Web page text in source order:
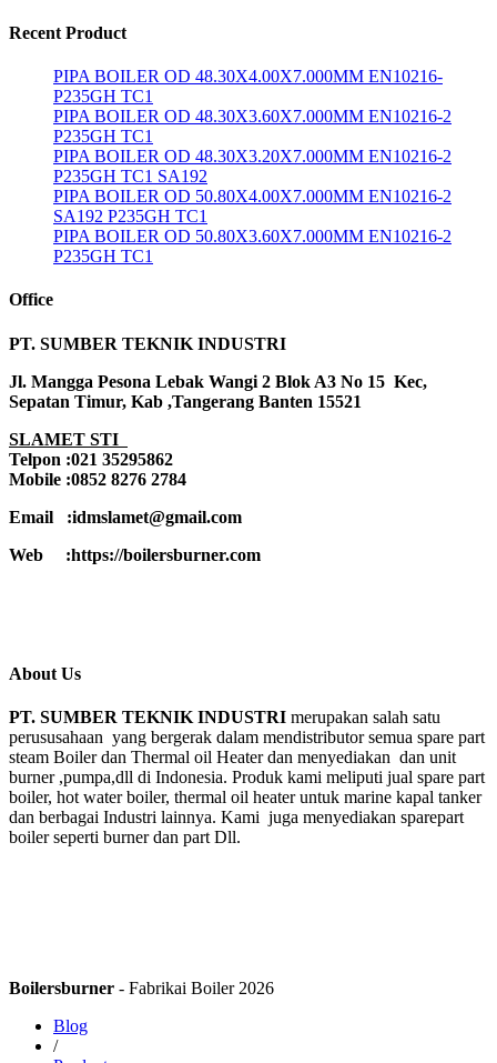
Recent Product
PIPA BOILER OD 48.30X4.00X7.000MM EN10216-
P235GH TC1
PIPA BOILER OD 48.30X3.60X7.000MM EN10216-2
P235GH TC1
PIPA BOILER OD 48.30X3.20X7.000MM EN10216-2
P235GH TC1 SA192
PIPA BOILER OD 50.80X4.00X7.000MM EN10216-2
SA192 P235GH TC1
PIPA BOILER OD 50.80X3.60X7.000MM EN10216-2
P235GH TC1
Office
PT. SUMBER TEKNIK INDUSTRI
Jl. Mangga Pesona Lebak Wangi 2 Blok A3 No 15 Kec,
Sepatan Timur, Kab ,Tangerang Banten 15521
SLAMET STI
Telpon :021 35295862
Mobile :0852 8276 2784
Email :idmslamet@gmail.com
Web :https://boilersburner.com
About Us
PT. SUMBER TEKNIK INDUSTRI merupakan salah satu
perususahaan yang bergerak dalam mendistributor semua spare part
steam Boiler dan Thermal oil Heater dan menyediakan dan unit
burner ,pumpa,dll di Indonesia. Produk kami meliputi jual spare part
boiler, hot water boiler, thermal oil heater untuk marine kapal tanker
dan berbagai Industri lainnya. Kami juga menyediakan sparepart
boiler seperti burner dan part Dll.
Boilersburner - Fabrikai Boiler 2026
Blog
/